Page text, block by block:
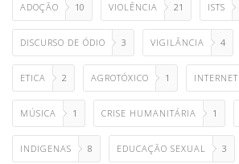
ADOÇÃO 10 VIOLÊNCIA 21 ISTS
DISCURSO DE ÓDIO 3 VIGILÂNCIA 4
ETICA 2 AGROTÓXICO 1 INTERNET
MÚSICA 1 CRISE HUMANITÁRIA 1
INDIGENAS 8 EDUCAÇÃO SEXUAL 3